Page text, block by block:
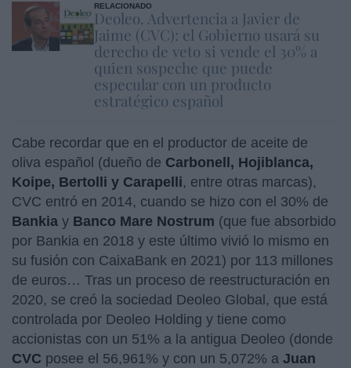
RELACIONADO
Deoleo. Advertencia a Javier de
Jaime (CVC): el Gobierno usará su
derecho de veto si vende el 30% a
quien sospeche que puede
especular con un producto
estratégico español
Cabe recordar que en el productor de aceite de
oliva español (dueño de Carbonell, Hojiblanca,
Koipe, Bertolli y Carapelli, entre otras marcas),
CVC entró en 2014, cuando se hizo con el 30% de
Bankia y Banco Mare Nostrum (que fue absorbido
por Bankia en 2018 y este último vivió lo mismo en
su fusión con CaixaBank en 2021) por 113 millones
de euros… Tras un proceso de reestructuración en
2020, se creó la sociedad Deoleo Global, que está
controlada por Deoleo Holding y tiene como
accionistas con un 51% a la antigua Deoleo (donde
CVC posee el 56,961% y con un 5,072% a Juan